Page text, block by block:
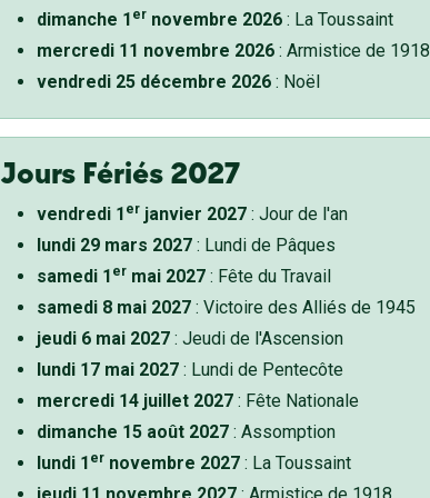
dimanche 1 ernovembre 2026: La Toussaint
mercredi 11 novembre 2026: Armistice de 1918
vendredi 25 décembre 2026: Noël
Jours Fériés 2027
vendredi 1 erjanvier 2027: Jour de l'an
lundi 29 mars 2027: Lundi de Pâques
samedi 1 ermai 2027: Fête du Travail
samedi 8 mai 2027: Victoire des Alliés de 1945
jeudi 6 mai 2027: Jeudi de l'Ascension
lundi 17 mai 2027: Lundi de Pentecôte
mercredi 14 juillet 2027: Fête Nationale
dimanche 15 août 2027: Assomption
lundi 1 ernovembre 2027: La Toussaint
jeudi 11 novembre 2027: Armistice de 1918